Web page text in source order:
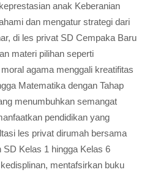
anak Keberanian
dan mengatur strategi dari
di les privat SD Cempaka Baru
materi pilihan seperti
agama menggali kreatifitas
Matematika dengan Tahap
menumbuhkan semangat
pendidikan yang
les privat dirumah bersama
Kelas 1 hingga Kelas 6
mentafsirkan buku